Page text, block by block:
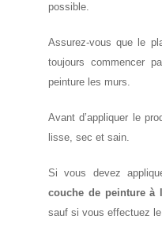
possible.
Assurez-vous que le
toujours commencer
peinture les murs.
Avant d’appliquer le
lisse, sec et sain.
Si vous devez
couche de peinture à
sauf si vous effectuez